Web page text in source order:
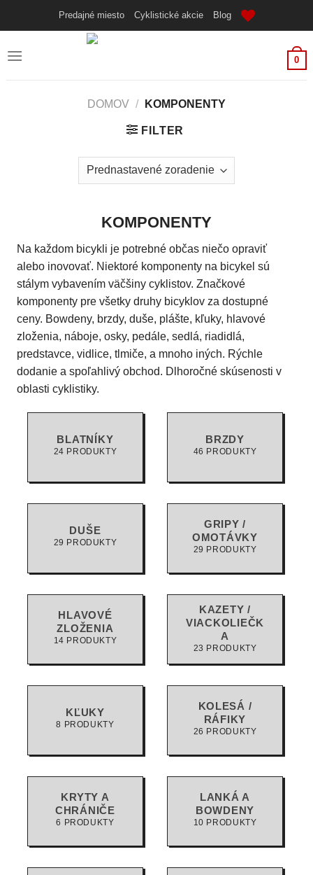
Predajné miesto Cyklistické akcie Blog
0
DOMOV / KOMPONENTY
FILTER
KOMPONENTY
Na každom bicykli je potrebné občas niečo opraviť
alebo inovovať. Niektoré komponenty na bicykel sú
stálym vybavením väčšiny cyklistov. Značkové
komponenty pre všetky druhy bicyklov za dostupné
ceny. Bowdeny, brzdy, duše, plášte, kľuky, hlavové
zloženia, náboje, osky, pedále, sedlá, riadidlá,
predstavce, vidlice, tlmiče, a mnoho iných. Rýchle
dodanie a spoľahlivý obchod. Dlhoročné skúsenosti v
oblasti cyklistiky.
BLATNÍKY
24 PRODUKTY
BRZDY
46 PRODUKTY
DUŠE
29 PRODUKTY
GRIPY /
OMOTÁVKY
29 PRODUKTY
HLAVOVÉ
ZLOŽENIA
14 PRODUKTY
KAZETY /
VIACKOLIEČK
A
23 PRODUKTY
KĽUKY
8 PRODUKTY
KOLESÁ /
RÁFIKY
26 PRODUKTY
KRYTY A
CHRÁNIČE
6 PRODUKTY
LANKÁ A
BOWDENY
10 PRODUKTY